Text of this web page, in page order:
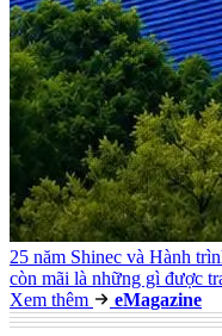
25 năm Shinec và Hành
còn mãi là những gì được
Xem thêm
eMagazine